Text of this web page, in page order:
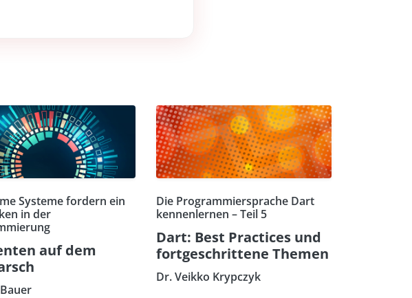
Systeme fordern ein
in der
auf dem
Die Programmiersprache Dart
kennenlernen – Teil 5
Dart: Best Practices und
fortgeschrittene Themen
Dr. Veikko Krypczyk